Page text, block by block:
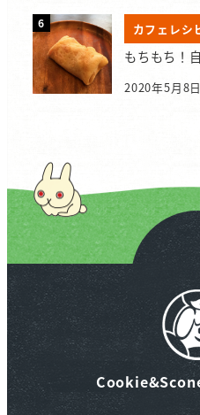
カフェレシ
もちもち！
2020年5月8日